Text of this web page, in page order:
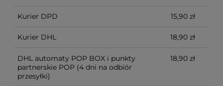
Kurier DPD 15,90 zł
Kurier DHL 18,90 zł
DHL automaty POP BOX i punkty
partnerskie POP (4 dni na odbiór
przesyłki)
18,90 zł